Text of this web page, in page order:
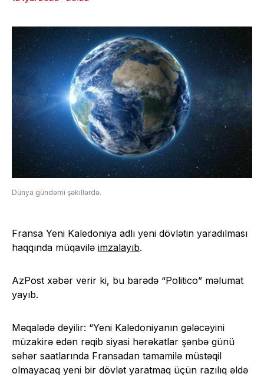
Dünya gündəmi şəkillərdə.
Fransa Yeni Kaledoniya adlı yeni dövlətin yaradılması
haqqında müqavilə imzalayıb.
AzPost xəbər verir ki, bu barədə “Politico” məlumat
yayıb.
Məqalədə deyilir: “Yeni Kaledoniyanın gələcəyini
müzakirə edən rəqib siyasi hərəkatlar şənbə günü
səhər saatlarında Fransadan tamamilə müstəqil
olmayacaq yeni bir dövlət yaratmaq üçün razılıq əldə